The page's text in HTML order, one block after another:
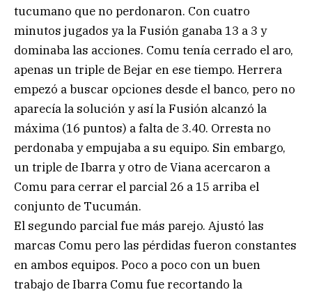
tucumano que no perdonaron. Con cuatro
minutos jugados ya la Fusión ganaba 13 a 3 y
dominaba las acciones. Comu tenía cerrado el aro,
apenas un triple de Bejar en ese tiempo. Herrera
empezó a buscar opciones desde el banco, pero no
aparecía la solución y así la Fusión alcanzó la
máxima (16 puntos) a falta de 3.40. Orresta no
perdonaba y empujaba a su equipo. Sin embargo,
un triple de Ibarra y otro de Viana acercaron a
Comu para cerrar el parcial 26 a 15 arriba el
conjunto de Tucumán.
El segundo parcial fue más parejo. Ajustó las
marcas Comu pero las pérdidas fueron constantes
en ambos equipos. Poco a poco con un buen
trabajo de Ibarra Comu fue recortando la